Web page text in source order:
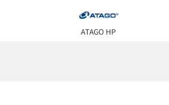
ATAGO HP